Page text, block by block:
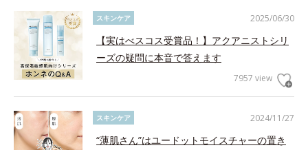
2025/06/30
スキンケア
【実はべスコス受賞品！】アクアニストシリ
ーズの疑問に本音で答えます
7957 view
2024/11/27
スキンケア
“薄肌さん”はユードットモイスチャーの置き